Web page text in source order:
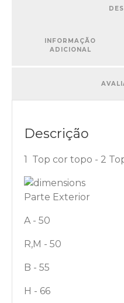
INFORMAÇÃO
ADICIONAL
Descrição
1 Top cor topo - 2
Parte Exterior
A - 50
R,M - 50
B - 55
H - 66